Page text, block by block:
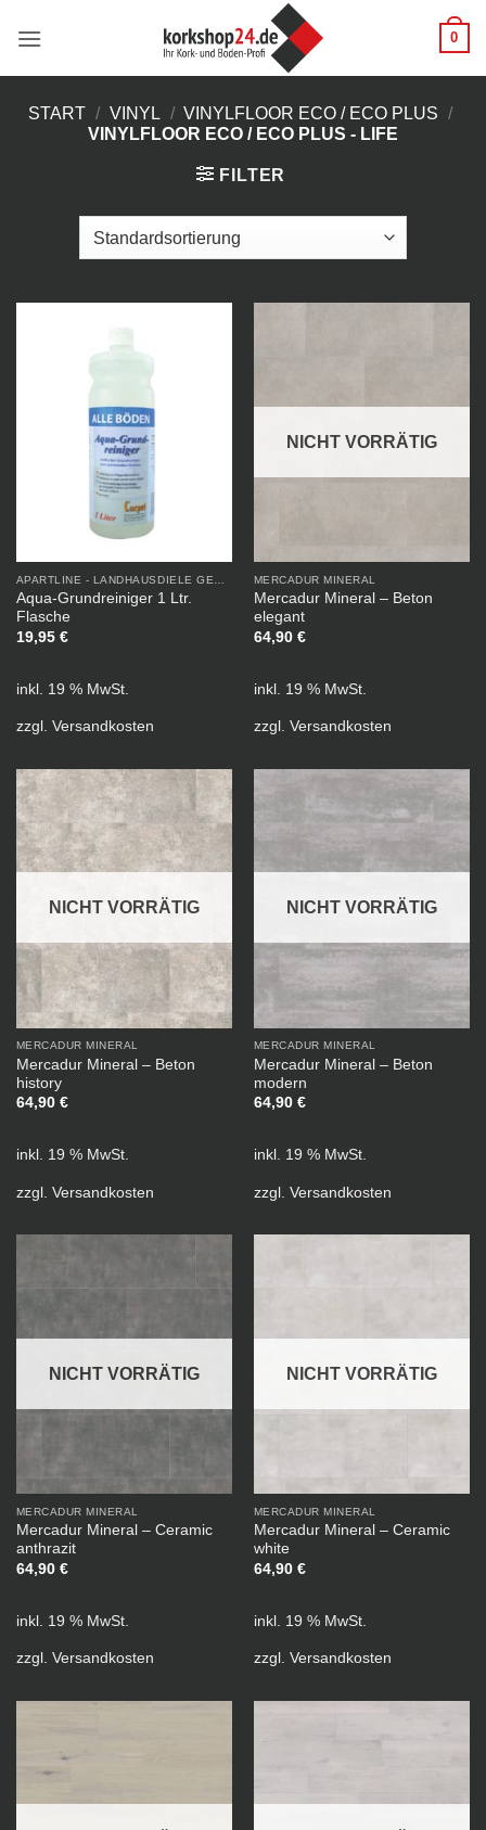
Inhalt
0
START / VINYL / VINYLFLOOR ECO / ECO PLUS /
VINYLFLOOR ECO / ECO PLUS - LIFE
FILTER
Aqua-Grundreiniger 1 Ltr.
Flasche
19,95 €
inkl. 19 % MwSt.
zzgl. Versandkosten
NICHT VORRÄTIG
MERCADUR MINERAL
Mercadur Mineral – Beton
elegant
64,90 €
inkl. 19 % MwSt.
zzgl. Versandkosten
NICHT VORRÄTIG
MERCADUR MINERAL
Mercadur Mineral – Beton
history
64,90 €
inkl. 19 % MwSt.
zzgl. Versandkosten
NICHT VORRÄTIG
MERCADUR MINERAL
Mercadur Mineral – Beton
modern
64,90 €
inkl. 19 % MwSt.
zzgl. Versandkosten
NICHT VORRÄTIG
MERCADUR MINERAL
Mercadur Mineral – Ceramic
anthrazit
64,90 €
inkl. 19 % MwSt.
zzgl. Versandkosten
NICHT VORRÄTIG
MERCADUR MINERAL
Mercadur Mineral – Ceramic
white
64,90 €
inkl. 19 % MwSt.
zzgl. Versandkosten